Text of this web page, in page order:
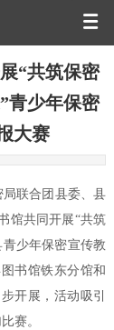
“共筑保密
青少年保密
大赛
联合团县委、县
馆共同开展“共筑
少年保密宣传教
书馆铁东分馆和
开展，活动吸引
赛。